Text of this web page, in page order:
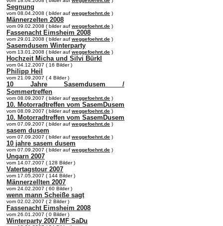
Segnung
vom 08.04.2008 ( bilder auf weggefoehnt.de )
Männerzelten 2008
vom 09.02.2008 ( bilder auf weggefoehnt.de )
Fassenacht Eimsheim 2008
vom 29.01.2008 ( bilder auf weggefoehnt.de )
Sasemdusem Winterparty
vom 13.01.2008 ( bilder auf weggefoehnt.de )
Hochzeit Micha und Silvi Bürkl
vom 04.12.2007 ( 16 Bilder )
Philipp Heil
vom 21.09.2007 ( 4 Bilder )
10 Jahre Sasemdusem /
Sommertreffen
vom 08.09.2007 ( bilder auf weggefoehnt.de )
10. Motorradtreffen vom SasemDusem
vom 08.09.2007 ( bilder auf weggefoehnt.de )
10. Motorradtreffen vom SasemDusem
vom 07.09.2007 ( bilder auf weggefoehnt.de )
sasem dusem
vom 07.09.2007 ( bilder auf weggefoehnt.de )
10 jahre sasem dusem
vom 07.09.2007 ( bilder auf weggefoehnt.de )
Ungarn 2007
vom 14.07.2007 ( 128 Bilder )
Vatertagstour 2007
vom 17.05.2007 ( 144 Bilder )
Männerzellten 2007
vom 24.02.2007 ( 60 Bilder )
wenn mann Scheiße sagt
vom 02.02.2007 ( 2 Bilder )
Fassenacht Eimsheim 2008
vom 26.01.2007 ( 0 Bilder )
Winterparty 2007 MF SaDu